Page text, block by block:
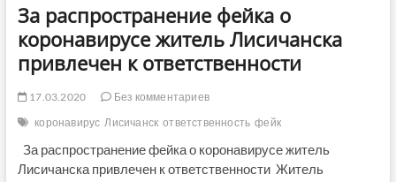
За распространение фейка о
коронавирусе житель Лисичанска
привлечен к ответственности
17.03.2020
Без комментариев
коронавирус Лисичанск ответственность фейк
За распространение фейка о коронавирусе житель
Лисичанска привлечен к ответственности Житель